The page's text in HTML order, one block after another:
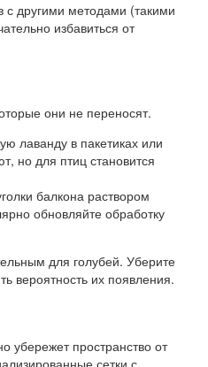
с другими методами (такими
избавиться от
они не переносят.
лаванду в пакетиках или
но для птиц становится
балкона раствором
обновляйте обработку
для голубей. Уберите
вероятность их появления.
убережет пространство от
сетки с